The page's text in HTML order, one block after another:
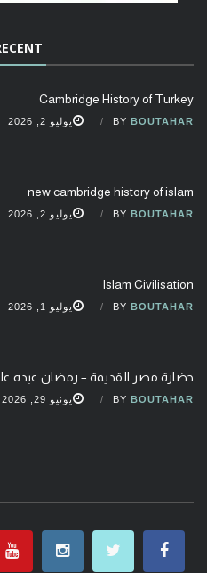
Cambridge History of Turkey
BY BOUTAHAR يوليو 2, 2026
new cambridge history of islam
BY BOUTAHAR يوليو 2, 2026
Islam Civilisation
BY BOUTAHAR يوليو 1, 2026
حضارة مصر القديمة – رمضان عبده
BY BOUTAHAR يونيو 29, 2026